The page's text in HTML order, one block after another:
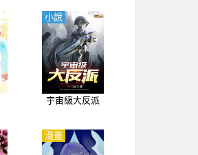
宇宙級大反派
小說
漫畫